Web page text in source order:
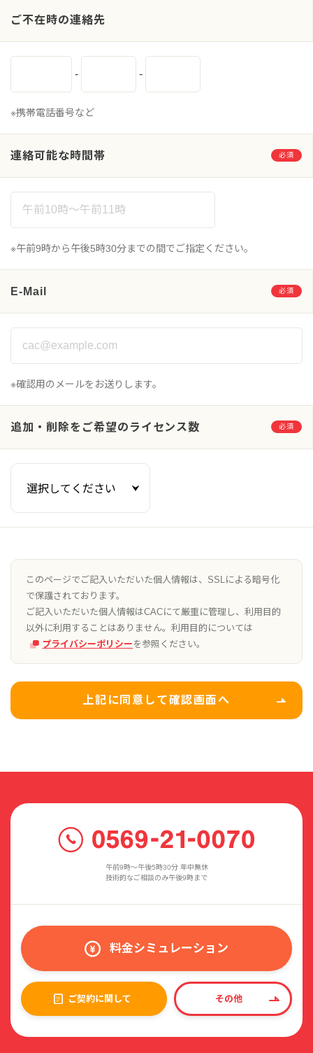
ご不在時の連絡先
- -
※携帯電話番号など
連絡可能な時間帯 必須
※午前9時から午後5時30分までの間でご指定ください。
E-Mail 必須
※確認用のメールをお送りします。
追加・削除をご希望のライセンス数 必須
このページでご記入いただいた個人情報は、SSLによる暗号化
で保護されております。
ご記入いただいた個人情報はCACにて厳重に管理し、利用目的
以外に利用することはありません。利用目的については
プライバシーポリシー を参照ください。
上記に同意して確認画面へ
午前9時〜午後5時30分 年中無休
技術的なご相談のみ午後9時まで
料金シミュレーション
ご契約に関して その他